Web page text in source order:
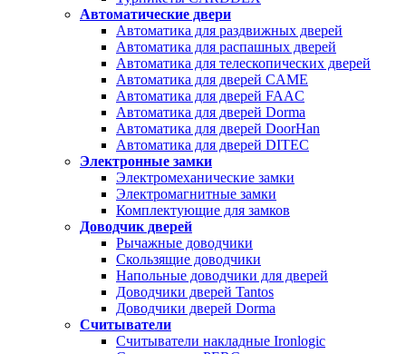
Автоматические двери
Автоматика для раздвижных дверей
Автоматика для распашных дверей
Автоматика для телескопических дверей
Автоматика для дверей CAME
Автоматика для дверей FAAC
Автоматика для дверей Dorma
Автоматика для дверей DoorHan
Автоматика для дверей DITEC
Электронные замки
Электромеханические замки
Электромагнитные замки
Комплектующие для замков
Доводчик дверей
Рычажные доводчики
Скользящие доводчики
Напольные доводчики для дверей
Доводчики дверей Tantos
Доводчики дверей Dorma
Считыватели
Считыватели накладные Ironlogic